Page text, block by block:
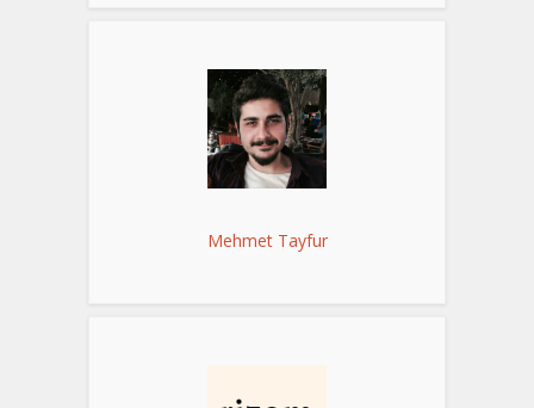
Mehmet Tayfur